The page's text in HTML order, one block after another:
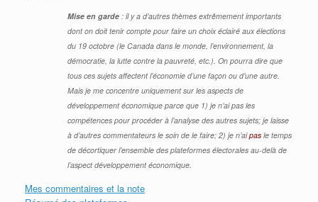
Mise en garde : il y a d’autres thèmes extrêmement importants
dont on doit tenir compte pour faire un choix éclairé aux élections
du 19 octobre (le Canada dans le monde, l’environnement, la
démocratie, la lutte contre la pauvreté, etc.). On pourra dire que
tous ces sujets affectent l’économie d’une façon ou d’une autre.
Mais je me concentre uniquement sur les aspects de
développement économique parce que 1) je n’ai pas les
compétences pour procéder à l’analyse des autres sujets; je laisse
à d’autres commentateurs le soin de le faire; 2) je n’aipas le temps
de décortiquer l’ensemble des plateformes électorales au-delà de
l’aspect développement économique.
Mes commentaires et la note